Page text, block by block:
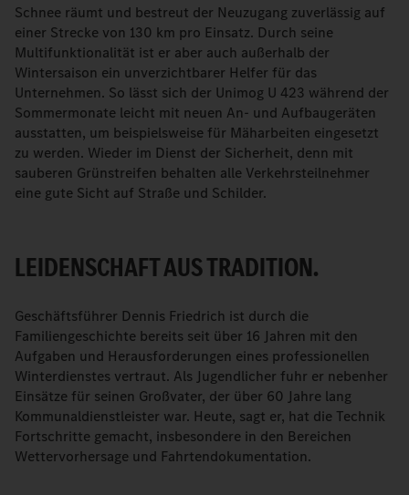
Schnee räumt und bestreut der Neuzugang zuverlässig auf
einer Strecke von 130 km pro Einsatz. Durch seine
Multifunktionalität ist er aber auch außerhalb der
Wintersaison ein unverzichtbarer Helfer für das
Unternehmen. So lässt sich der Unimog U 423 während der
Sommermonate leicht mit neuen An- und Aufbaugeräten
ausstatten, um beispielsweise für Mäharbeiten eingesetzt
zu werden. Wieder im Dienst der Sicherheit, denn mit
sauberen Grünstreifen behalten alle Verkehrsteilnehmer
eine gute Sicht auf Straße und Schilder.
LEIDENSCHAFT AUS TRADITION.
Geschäftsführer Dennis Friedrich ist durch die
Familiengeschichte bereits seit über 16 Jahren mit den
Aufgaben und Herausforderungen eines professionellen
Winterdienstes vertraut. Als Jugendlicher fuhr er nebenher
Einsätze für seinen Großvater, der über 60 Jahre lang
Kommunaldienstleister war. Heute, sagt er, hat die Technik
Fortschritte gemacht, insbesondere in den Bereichen
Wettervorhersage und Fahrtendokumentation.